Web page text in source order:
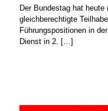
Der Bundestag hat
gleichberechtigte
Führungspositionen in
Dienst in 2. […]